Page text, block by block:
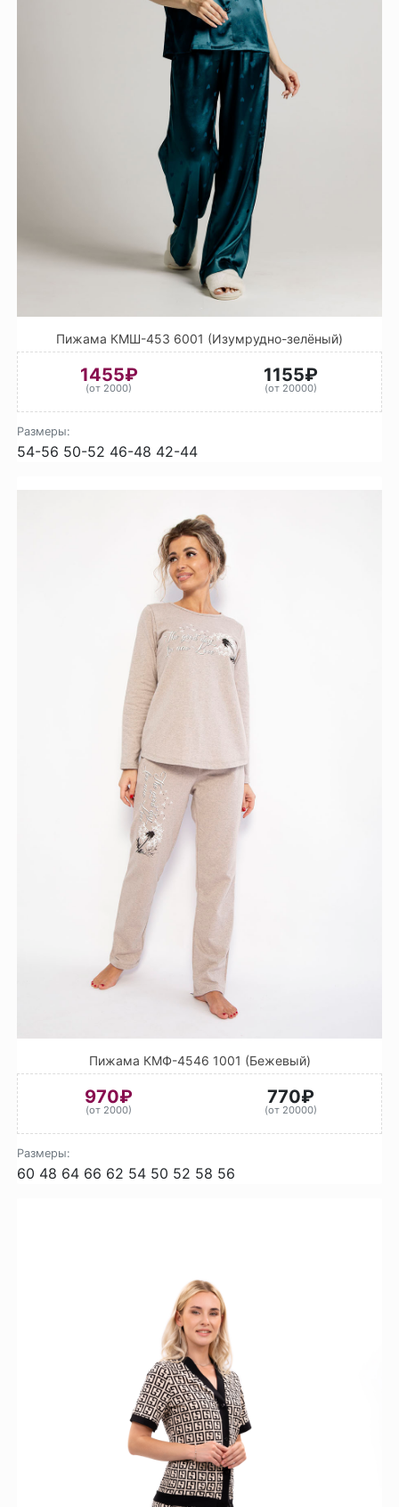
Пижама КМШ-453 6001 (Изумрудно-зелёный)
1455₽
(от 2000)
1155₽
(от 20000)
Размеры:
54-56 50-52 46-48 42-44
Пижама КМФ-4546 1001 (Бежевый)
970₽
(от 2000)
770₽
(от 20000)
Размеры:
60 48 64 66 62 54 50 52 58 56